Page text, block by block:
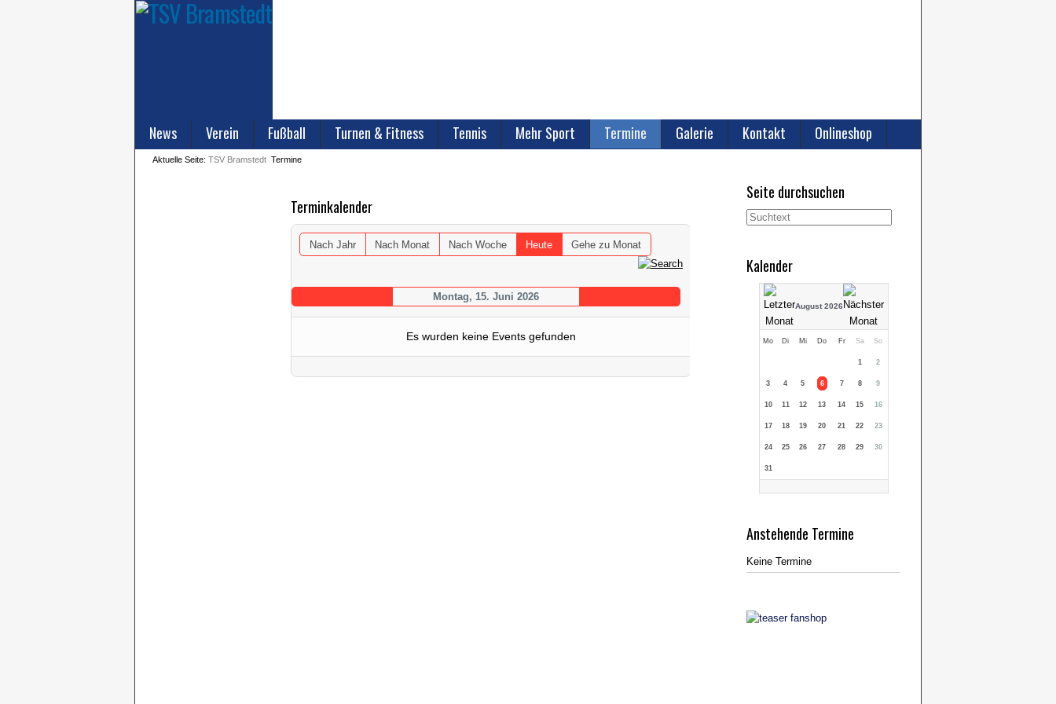
News Verein Fußball Turnen & Fitness Tennis Mehr Sport Termine Galerie Kontakt Onlineshop
Aktuelle Seite: TSV Bramstedt Termine
Terminkalender
Nach Jahr Nach Monat Nach Woche Heute Gehe zu Monat
Montag, 15. Juni 2026
Es wurden keine Events gefunden
Seite durchsuchen
Kalender
August 2026
Mo Di Mi Do Fr Sa So
1 2
3 4 5 6 7 8 9
10 11 12 13 14 15 16
17 18 19 20 21 22 23
24 25 26 27 28 29 30
31
Anstehende Termine
Keine Termine